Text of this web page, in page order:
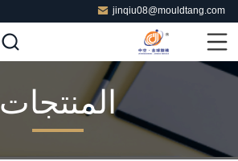
jinqiu08@mouldtang.com
المنتجات